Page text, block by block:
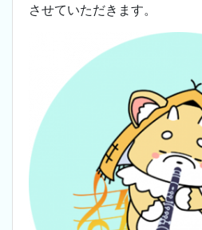
させていただきます。